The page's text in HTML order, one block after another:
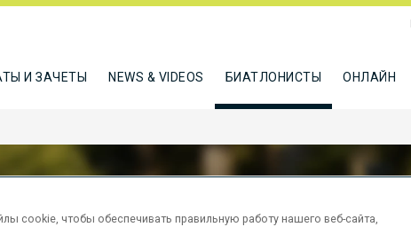
И ЗАЧЕТЫ NEWS & VIDEOS БИАТЛОНИСТЫ ОНЛАЙН
cookie, чтобы обеспечивать правильную работу нашего веб-сайта,